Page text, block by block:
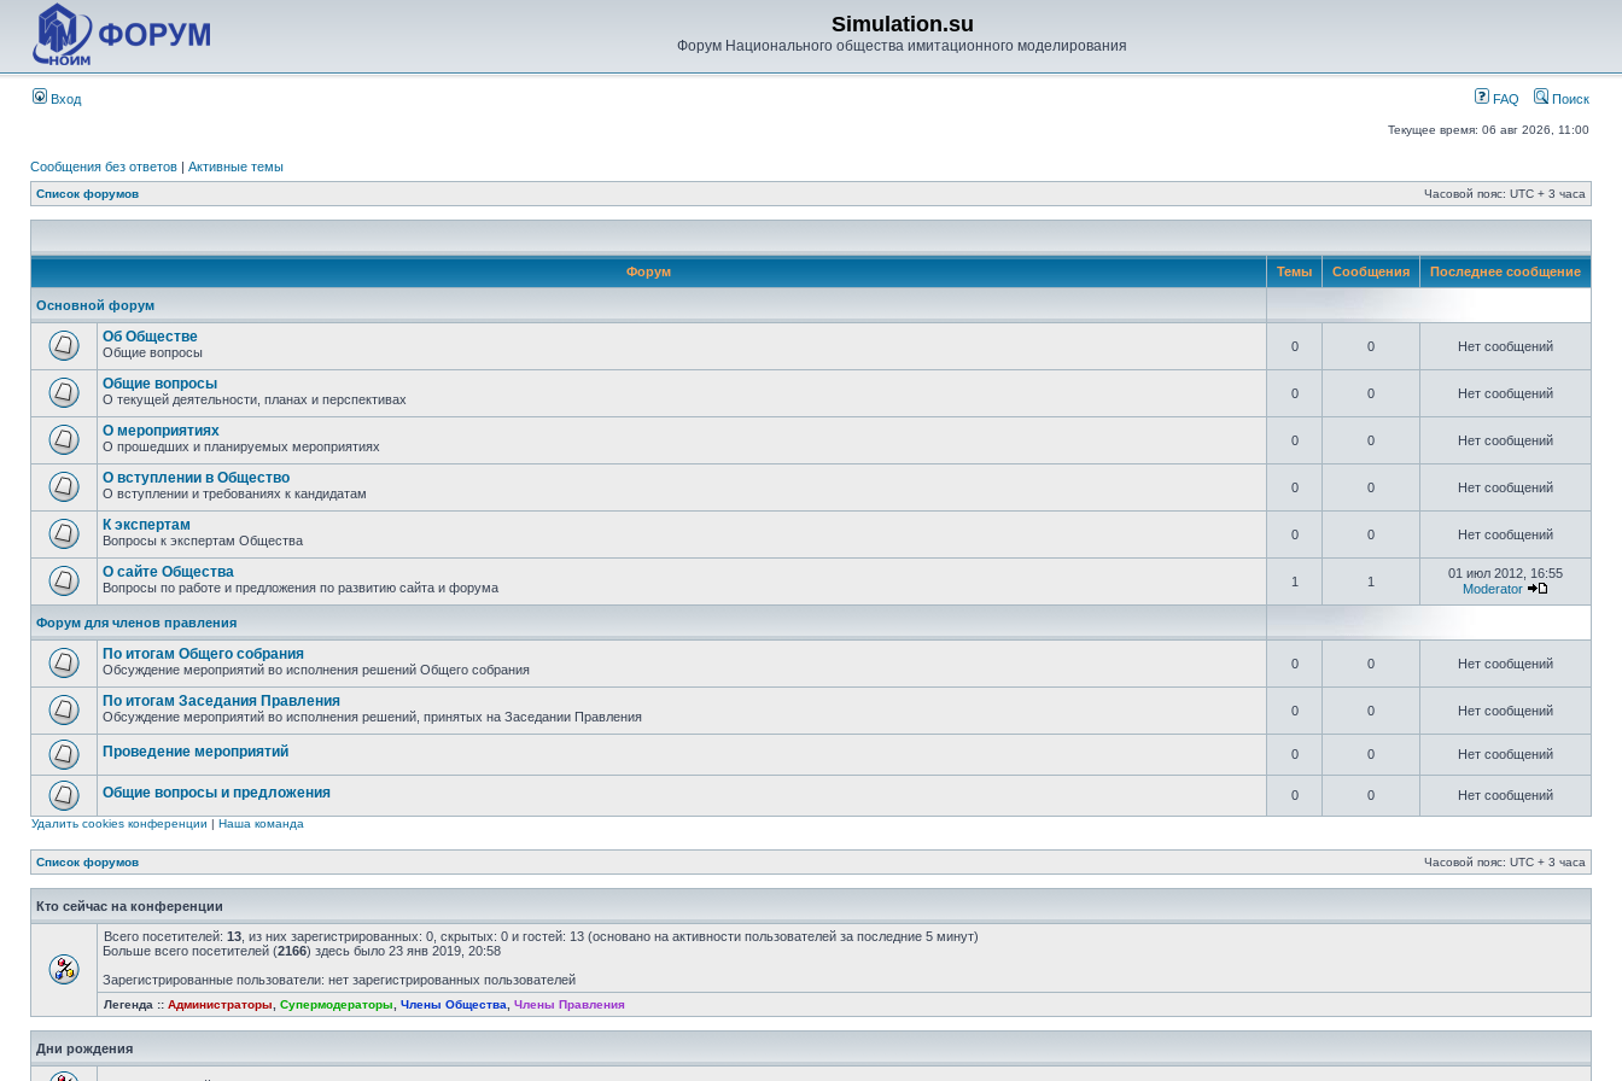
Simulation.su
Форум Национального общества имитационного моделирования
Вход FAQ Поиск
Текущее время: 06 авг 2026, 11:00
Сообщения без ответов | Активные темы
Список форумов Часовой пояс: UTC + 3 часа
Форум Темы Сообщения Последнее сообщение
Основной форум
Об Обществе
Общие вопросы 0 0 Нет сообщений
Общие вопросы
О текущей деятельности, планах и перспективах 0 0 Нет сообщений
О мероприятиях
О прошедших и планируемых мероприятиях 0 0 Нет сообщений
О вступлении в Общество
О вступлении и требованиях к кандидатам 0 0 Нет сообщений
К экспертам
Вопросы к экспертам Общества 0 0 Нет сообщений
О сайте Общества
Вопросы по работе и предложения по развитию сайта и форума 1 1
01 июл 2012, 16:55
Moderator
Форум для членов правления
По итогам Общего собрания
Обсуждение мероприятий во исполнения решений Общего собрания 0 0 Нет сообщений
По итогам Заседания Правления
Обсуждение мероприятий во исполнения решений, принятых на Заседании Правления 0 0 Нет сообщений
Проведение мероприятий 0 0 Нет сообщений
Общие вопросы и предложения 0 0 Нет сообщений
Удалить cookies конференции | Наша команда
Список форумов Часовой пояс: UTC + 3 часа
Кто сейчас на конференции
Всего посетителей: 13 , из них зарегистрированных: 0, скрытых: 0 и гостей: 13 (основано на активности пользователей за последние 5 минут)
Больше всего посетителей (2166) здесь было 23 янв 2019, 20:58
Зарегистрированные пользователи: нет зарегистрированных пользователей
Легенда :: Администраторы Супермодераторы Члены Общества Члены Правления
Дни рождения